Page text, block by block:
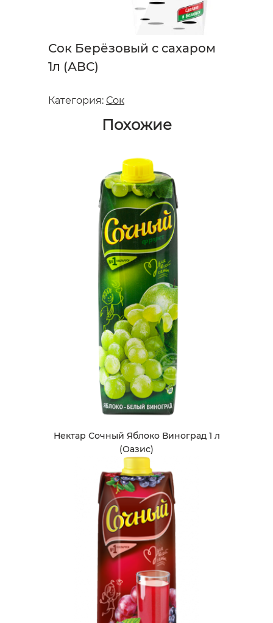
Сок Берёзовый с сахаром
1л (АВС)
Категория: Сок
Похожие
Нектар Сочный Яблоко Виноград 1 л
(Оазис)